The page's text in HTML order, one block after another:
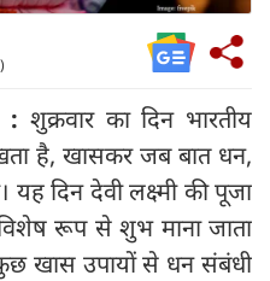
: शुक्रवार का दिन भारतीय
है, खासकर जब बात धन,
यह दिन देवी लक्ष्मी की पूजा
रूप से शुभ माना जाता
खास उपायों से धन संबंधी